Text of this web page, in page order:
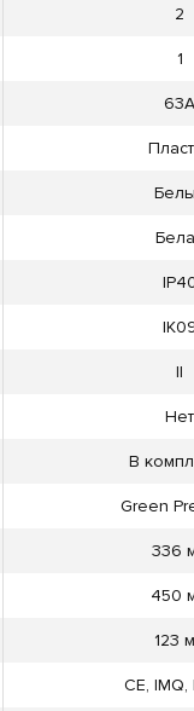
2
1
63А
II
Нет
В
Green
336
450
123
CE, IMQ,